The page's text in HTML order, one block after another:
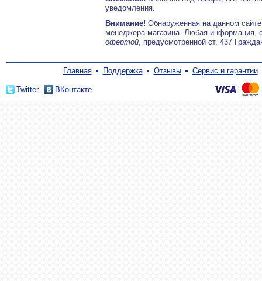
уведомления.
Внимание! Обнаруженная на данном
менеджера магазина. Любая информация,
офертой, предусмотренной ст. 437
Главная Поддержка Отзывы Сервис и гарантии
Twitter ВКонтакте